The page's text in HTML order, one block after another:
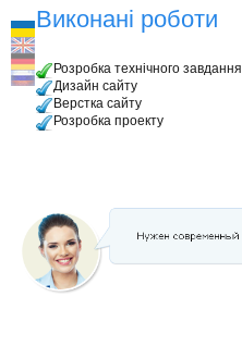
Виконані роботи
Розробка технічного завдання
Дизайн сайту
Верстка сайту
Розробка проекту